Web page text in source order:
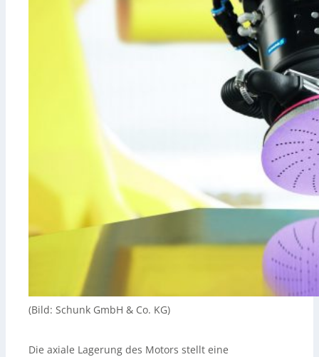
(Bild: Schunk GmbH & Co. KG)
Die axiale Lagerung des Motors stellt eine